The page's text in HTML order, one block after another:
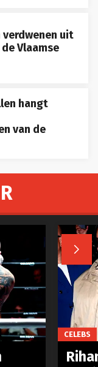
uit
Vlaamse
hangt
van de

CELEBS